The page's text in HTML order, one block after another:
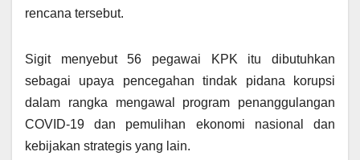
rencana tersebut.
Sigit menyebut 56 pegawai KPK itu dibutuhkan
sebagai upaya pencegahan tindak pidana korupsi
dalam rangka mengawal program penanggulangan
COVID-19 dan pemulihan ekonomi nasional dan
kebijakan strategis yang lain.